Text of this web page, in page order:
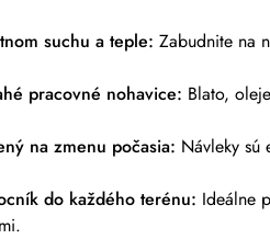
suchu a teple: Zabudnite na
pracovné nohavice: Blato,
na zmenu počasia: Návleky sú
do každého terénu: Ideálne